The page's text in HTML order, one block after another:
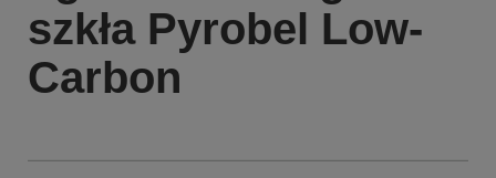
szkła Pyrobel Low-
Carbon